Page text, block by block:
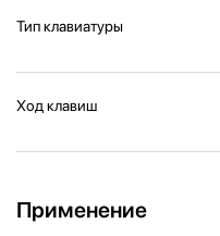
Тип клавиатуры
Ход клавиш
Применение